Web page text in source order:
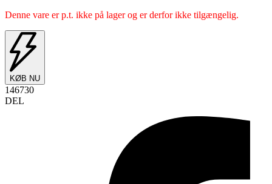
Denne vare er p.t. ikke på lager og er derfor ikke tilgængelig.
KØB NU
146730
DEL